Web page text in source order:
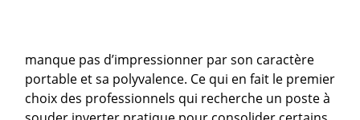
manque pas d’impressionner par son caractère
portable et sa polyvalence. Ce qui en fait le premier
choix des professionnels qui recherche un poste à